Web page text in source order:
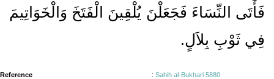
فَأَتَى النِّسَاءَ فَجَعَلْنَ يُلْقِينَ الْفَتَخَ وَالْخَوَاتِيمَ
فِي ثَوْبِ بِلاَلٍ‏.‏
Reference : Sahih al-Bukhari 5880